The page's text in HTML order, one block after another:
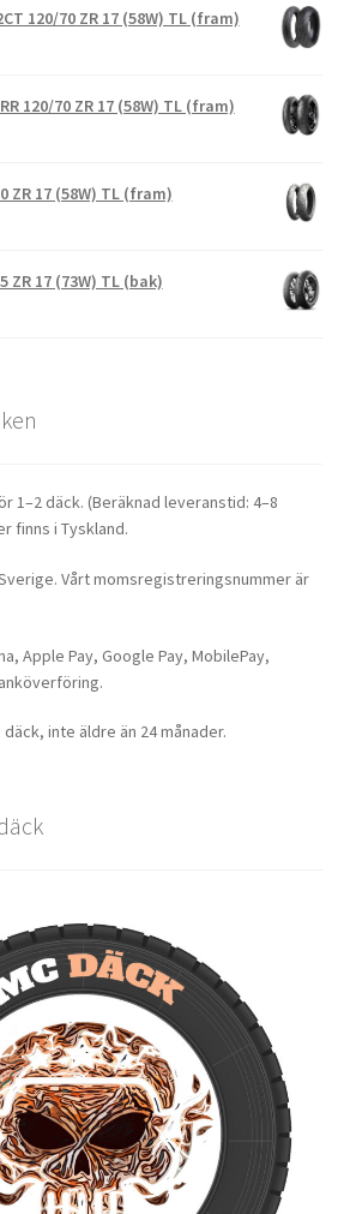
120/70 ZR 17 (58W) TL (fram)
120/70 ZR 17 (58W) TL (fram)
ZR 17 (58W) TL (fram)
ZR 17 (73W) TL (bak)
1–2 däck. (Beräknad leveranstid: 4–8
finns i Tyskland.
Vårt momsregistreringsnummer är
Apple Pay, Google Pay, MobilePay,
inte äldre än 24 månader.